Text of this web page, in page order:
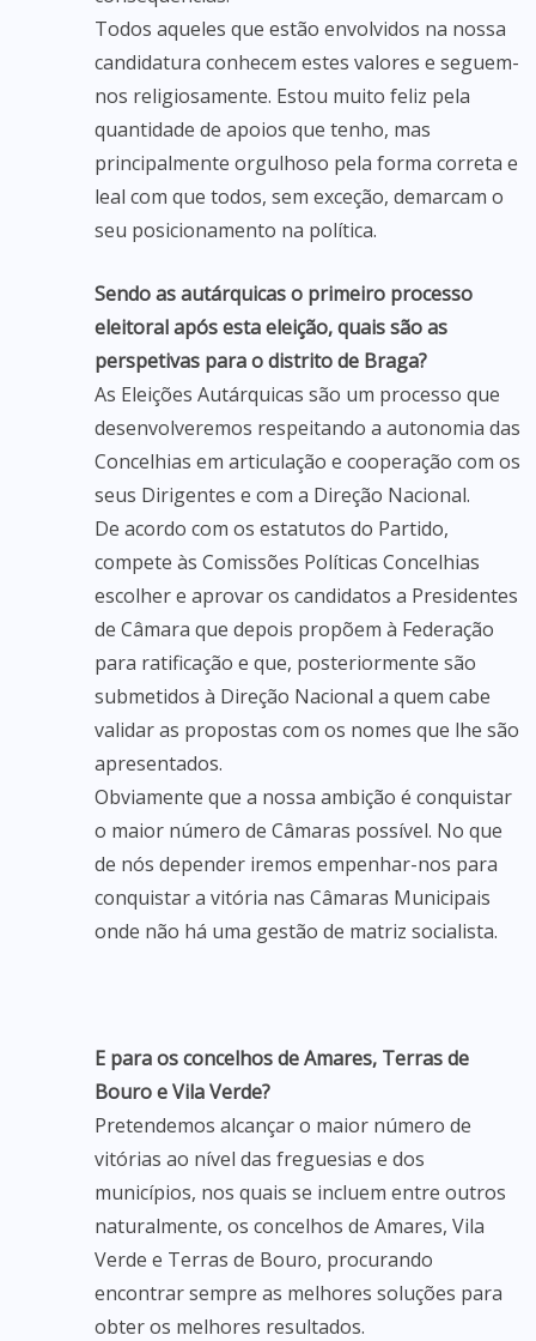
Todos aqueles que estão envolvidos na nossa
candidatura conhecem estes valores e seguem-
nos religiosamente. Estou muito feliz pela
quantidade de apoios que tenho, mas
principalmente orgulhoso pela forma correta e
leal com que todos, sem exceção, demarcam o
seu posicionamento na política.
Sendo as autárquicas o primeiro processo
eleitoral após esta eleição, quais são as
perspetivas para o distrito de Braga?
As Eleições Autárquicas são um processo que
desenvolveremos respeitando a autonomia das
Concelhias em articulação e cooperação com os
seus Dirigentes e com a Direção Nacional.
De acordo com os estatutos do Partido,
compete às Comissões Políticas Concelhias
escolher e aprovar os candidatos a Presidentes
de Câmara que depois propõem à Federação
para ratificação e que, posteriormente são
submetidos à Direção Nacional a quem cabe
validar as propostas com os nomes que lhe são
apresentados.
Obviamente que a nossa ambição é conquistar
o maior número de Câmaras possível. No que
de nós depender iremos empenhar-nos para
conquistar a vitória nas Câmaras Municipais
onde não há uma gestão de matriz socialista.
E para os concelhos de Amares, Terras de
Bouro e Vila Verde?
Pretendemos alcançar o maior número de
vitórias ao nível das freguesias e dos
municípios, nos quais se incluem entre outros
naturalmente, os concelhos de Amares, Vila
Verde e Terras de Bouro, procurando
encontrar sempre as melhores soluções para
obter os melhores resultados.